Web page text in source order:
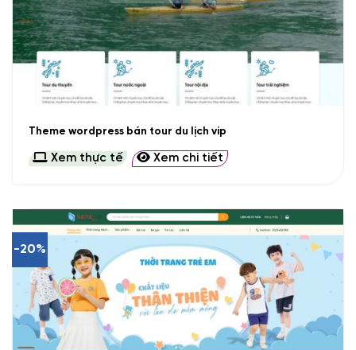
Theme wordpress bán tour du lịch vip
Xem thực tế Xem chi tiết
-20%